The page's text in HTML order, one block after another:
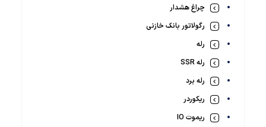
چراغ هشدار
رگولاتور بانک خازنی
رله
رله SSR
رله برد
ریکوردر
ریموت IO